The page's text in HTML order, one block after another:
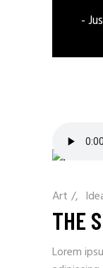
-
Art /
THE
Lorem